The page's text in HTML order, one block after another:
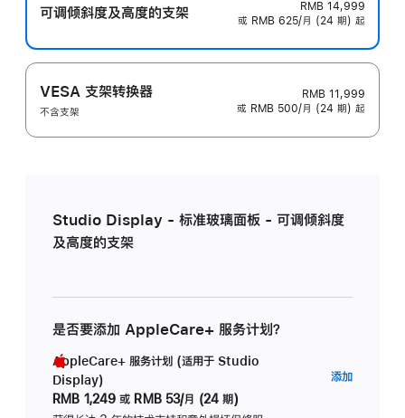
可调倾斜度及高‍度的支‍架
RMB 14,999
或 RMB 625/月 (24 期) 起
VESA 支架转换器
不含支架
RMB 11,999
或 RMB 500/月 (24 期) 起
Studio Display - 标准玻璃面板 - 可调倾斜度
及高度的支架
是否要添加 AppleCare+ 服务计划？
AppleCare+ 服务计划 (适用于 Studio
Display)
RMB 1,249 或 RMB 53/月 (24 期)
添加